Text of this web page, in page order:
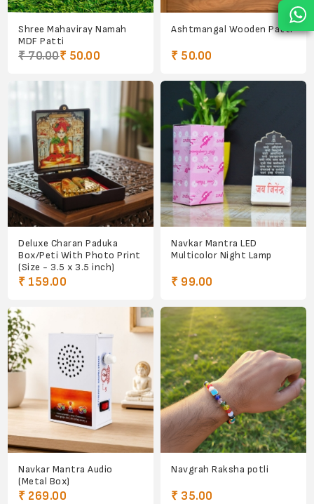
Shree Mahaviray Namah
MDF Patti
₹ 70.00₹ 50.00
Ashtmangal Wooden Patti
₹ 50.00
Deluxe Charan Paduka
Box/Peti With Photo Print
(Size - 3.5 x 3.5 inch)
₹ 159.00
Navkar Mantra LED
Multicolor Night Lamp
₹ 99.00
Navkar Mantra Audio
(Metal Box)
₹ 269.00
Navgrah Raksha potli
₹ 35.00